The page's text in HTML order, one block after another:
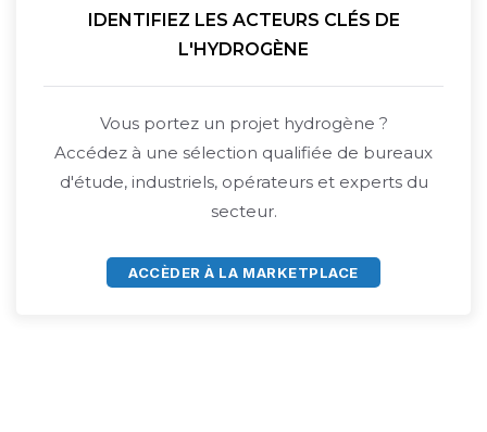
IDENTIFIEZ LES ACTEURS CLÉS DE
L'HYDROGÈNE
Vous portez un projet hydrogène ?
Accédez à une sélection qualifiée de bureaux
d'étude, industriels, opérateurs et experts du
secteur.
ACCÈDER À LA MARKETPLACE